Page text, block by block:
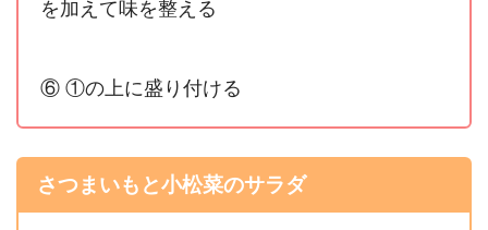
を加えて味を整える
⑥ ①の上に盛り付ける
さつまいもと小松菜のサラダ